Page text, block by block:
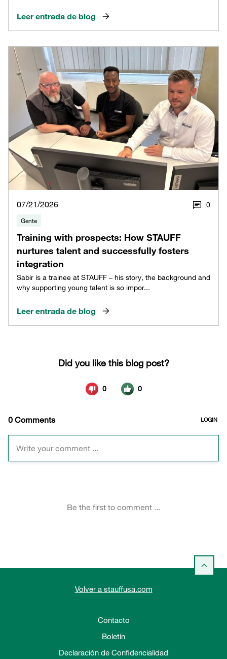
Leer entrada de blog
07/21/2026 0
Gente
Training with prospects: How STAUFF
nurtures talent and successfully fosters
integration
Sabir is a trainee at STAUFF – his story, the background and
why supporting young talent is so impor...
Leer entrada de blog
Volver a stauffusa.com
Contacto
Boletín
Declaración de Confidencialidad